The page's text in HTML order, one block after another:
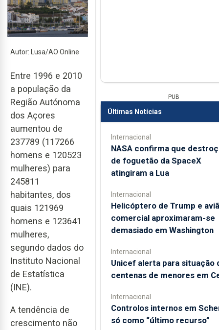
Autor: Lusa/AO Online
Entre 1996 e 2010
a população da
Região Autónoma
dos Açores
aumentou de
237789 (117266
homens e 120523
mulheres) para
245811
habitantes, dos
quais 121969
homens e 123641
mulheres,
segundo dados do
Instituto Nacional
de Estatística
(INE).
A tendência de
crescimento não
PUB
Últimas Notícias
Internacional
NASA confirma que
de foguetão da SpaceX
atingiram a Lua
Internacional
Helicóptero de Trump e
comercial aproximaram-se
demasiado em Washington
Internacional
Unicef alerta para situação
centenas de menores em
Internacional
Controlos internos em
só como “último recurso”